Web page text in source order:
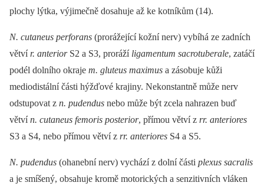
plochy lýtka, výjimečně dosahuje až ke kotníkům (14).
N. cutaneus perforans (prorážející kožní nerv) vybíhá ze zadních
větvír. anteriorS2 a S3, prorážíligamentum sacrotuberale, zatáčí
podél dolního okraje m. gluteus maximus a zásobuje kůži
mediodistální části hýžďové krajiny. Nekonstantně může nerv
odstupovat z n. pudendus nebo může být zcela nahrazen buď
větvín. cutaneus femoris posterior, přímou větví z rr. anteriores
S3 a S4, nebo přímou větví z rr. anteriores S4 a S5.
N. pudendus (ohanební nerv) vychází z dolní části plexus sacralis
a je smíšený, obsahuje kromě motorických a senzitivních vláken